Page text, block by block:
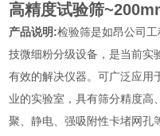
高精度试验筛
产品说明:检验筛是如昂公司
技微细粉分级设备，是当前实
有效的解决仪器。可广泛应用
业的实验室，具有筛分精度高
聚、静电、强吸附性卡堵网孔